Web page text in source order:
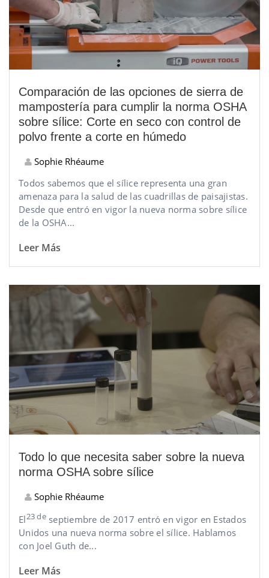
Comparación de las opciones de sierra de
mampostería para cumplir la norma OSHA
sobre sílice: Corte en seco con control de
polvo frente a corte en húmedo
Sophie Rhéaume
Todos sabemos que el sílice representa una gran
amenaza para la salud de las cuadrillas de paisajistas.
Desde que entró en vigor la nueva norma sobre sílice
de la OSHA...
Leer Más
Todo lo que necesita saber sobre la nueva
norma OSHA sobre sílice
Sophie Rhéaume
El23 deseptiembre de 2017 entró en vigor en Estados
Unidos una nueva norma sobre el sílice. Hablamos
con Joel Guth de...
Leer Más